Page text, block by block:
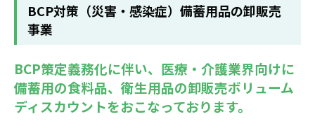
BCP対策（災害・感染症）備蓄用品の卸販売
事業
BCP策定義務化に伴い、医療・介護業界向けに
備蓄用の食料品、衛生用品の卸販売ボリューム
ディスカウントをおこなっております。